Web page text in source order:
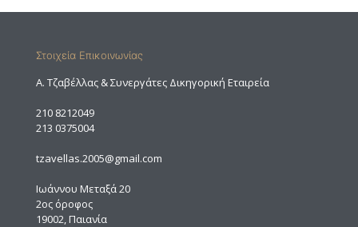
Στοιχεία Επικοινωνίας
A. Τζαβέλλας & Συνεργάτες Δικηγορική Εταιρεία
210 8212049
213 0375004
tzavellas.2005@gmail.com
Ιωάννου Μεταξά 20
2ος όροφος
19002, Παιανία